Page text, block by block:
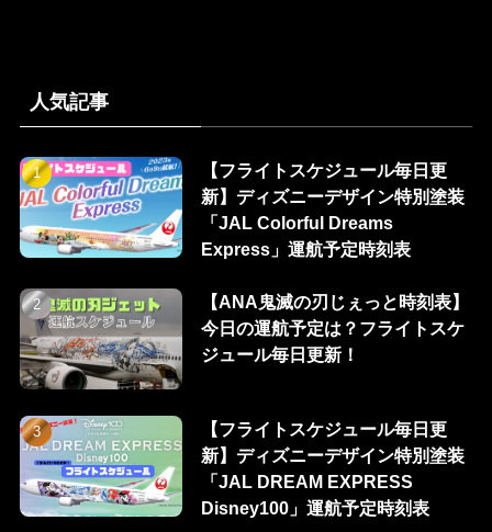
人気記事
【フライトスケジュール毎日更
新】ディズニーデザイン特別塗装
「JAL Colorful Dreams
Express」運航予定時刻表
【ANA鬼滅の刃じぇっと時刻表】
今日の運航予定は？フライトスケ
ジュール毎日更新！
【フライトスケジュール毎日更
新】ディズニーデザイン特別塗装
「JAL DREAM EXPRESS
Disney100」運航予定時刻表